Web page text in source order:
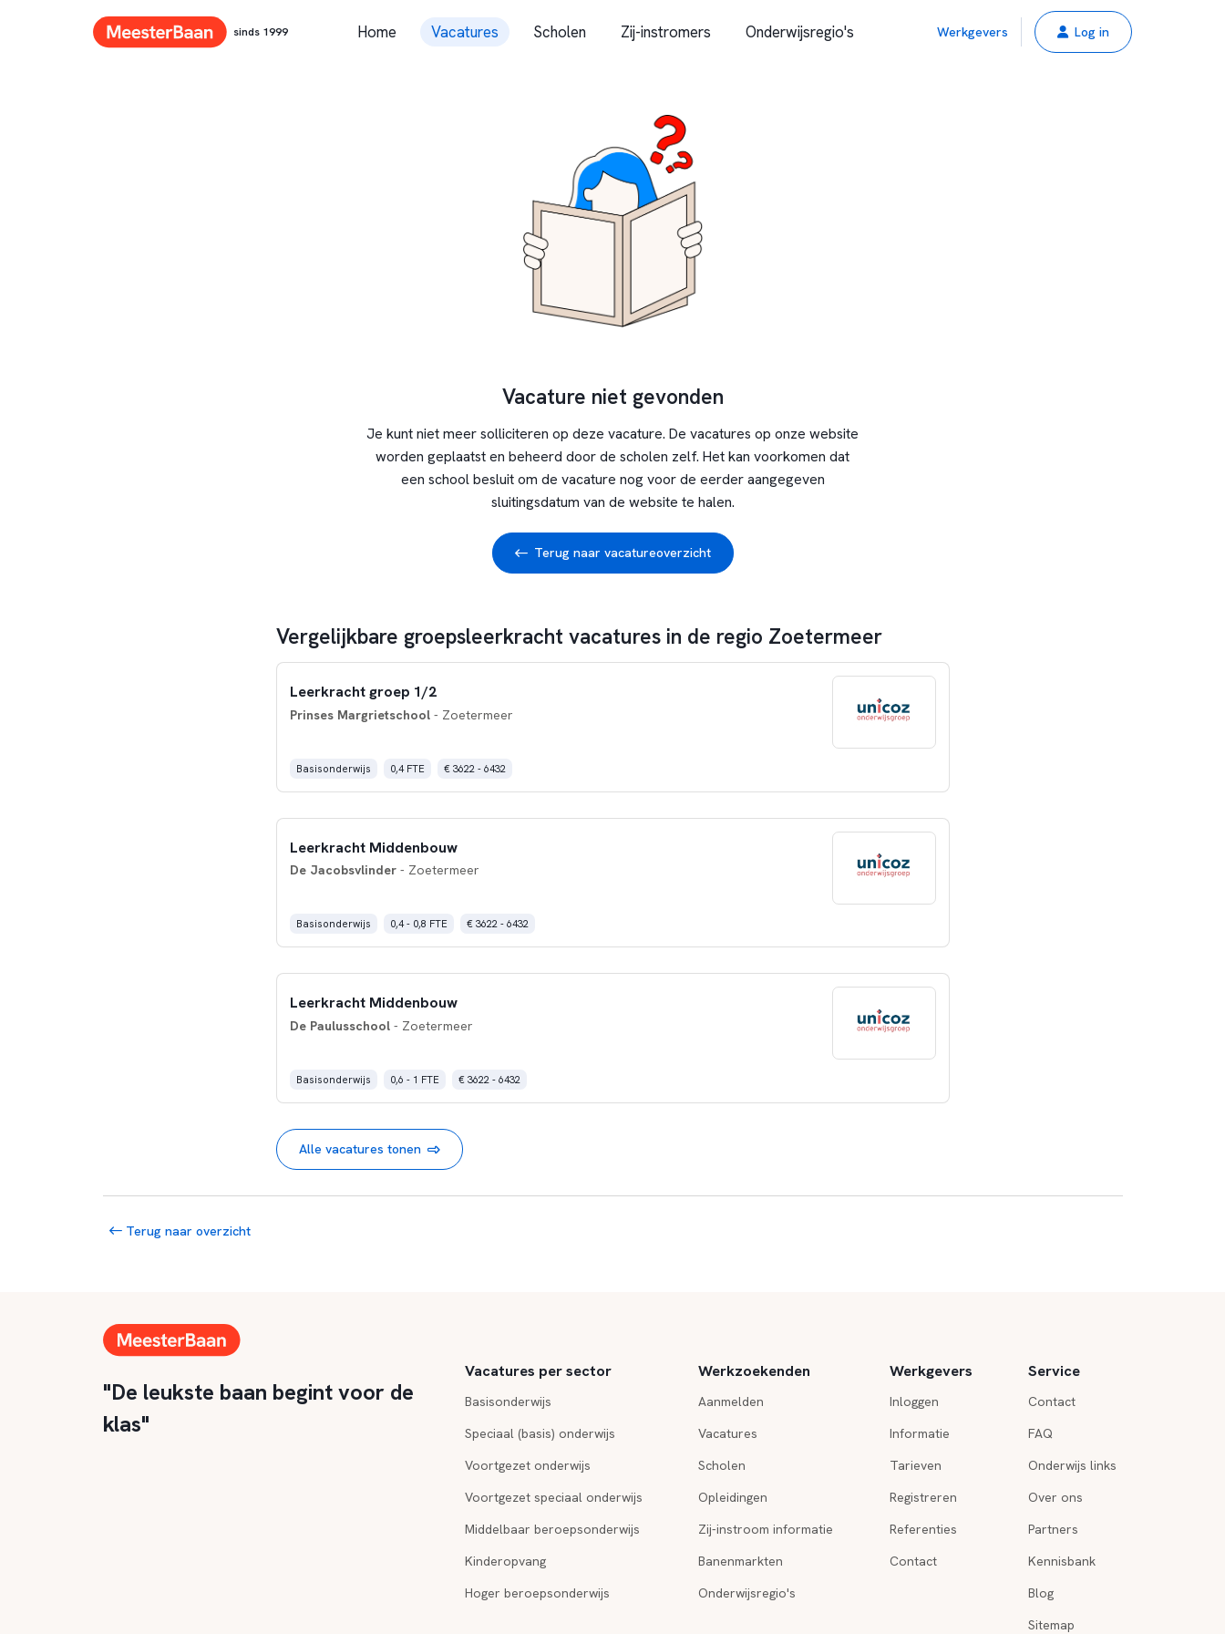
sinds 1999 Home Vacatures Scholen Zij-instromers Onderwijsregio's Werkgevers Log in
Vacature niet gevonden
Je kunt niet meer solliciteren op deze vacature. De vacatures op onze website
worden geplaatst en beheerd door de scholen zelf. Het kan voorkomen dat
een school besluit om de vacature nog voor de eerder aangegeven
sluitingsdatum van de website te halen.
Terug naar vacatureoverzicht
Vergelijkbare groepsleerkracht vacatures in de regio Zoetermeer
Leerkracht groep 1/2
Prinses Margrietschool- Zoetermeer
Basisonderwijs 0,4 FTE € 3622 - 6432
Leerkracht Middenbouw
De Jacobsvlinder- Zoetermeer
Basisonderwijs 0,4 - 0,8 FTE € 3622 - 6432
Leerkracht Middenbouw
De Paulusschool- Zoetermeer
Basisonderwijs 0,6 - 1 FTE € 3622 - 6432
Alle vacatures tonen
Terug naar overzicht
"De leukste baan begint voor de
klas"
Vacatures per sector
Basisonderwijs
Speciaal (basis) onderwijs
Voortgezet onderwijs
Voortgezet speciaal onderwijs
Middelbaar beroepsonderwijs
Kinderopvang
Hoger beroepsonderwijs
Werkzoekenden
Aanmelden
Vacatures
Scholen
Opleidingen
Zij-instroom informatie
Banenmarkten
Onderwijsregio's
Werkgevers
Inloggen
Informatie
Tarieven
Registreren
Referenties
Contact
Service
Contact
FAQ
Onderwijs links
Over ons
Partners
Kennisbank
Blog
Sitemap